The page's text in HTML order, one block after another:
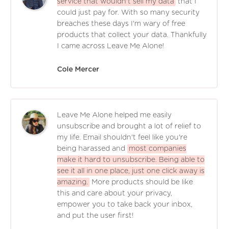
could just pay for. With so many security
breaches these days I'm wary of free
products that collect your data. Thankfully
I came across Leave Me Alone!
Cole Mercer
Leave Me Alone helped me easily
unsubscribe and brought a lot of relief to
my life. Email shouldn't feel like you're
being harassed and
most companies
make it hard to unsubscribe. Being able to
see it all in one place, just one click away is
amazing.
More products should be like
this and care about your privacy,
empower you to take back your inbox,
and put the user first!